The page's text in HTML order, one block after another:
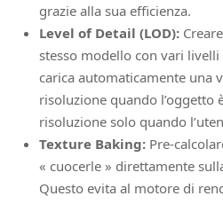
grazie alla sua efficienza.
Level of Detail (LOD):
stesso modello con vari
carica automaticamente una
risoluzione quando l’oggetto
risoluzione solo quando
Texture Baking: Pre-
« cuocerle » direttamente
Questo evita al motore di